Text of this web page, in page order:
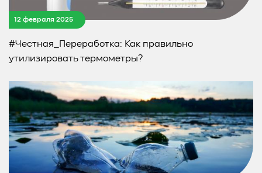
12 февраля 2025
#Честная_Переработка: Как правильно
утилизировать термометры?